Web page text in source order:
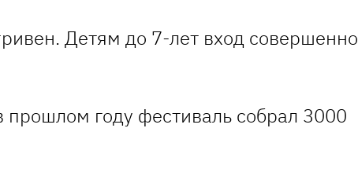
Детям до 7-лет вход совершенно
прошлом году фестиваль собрал 3000